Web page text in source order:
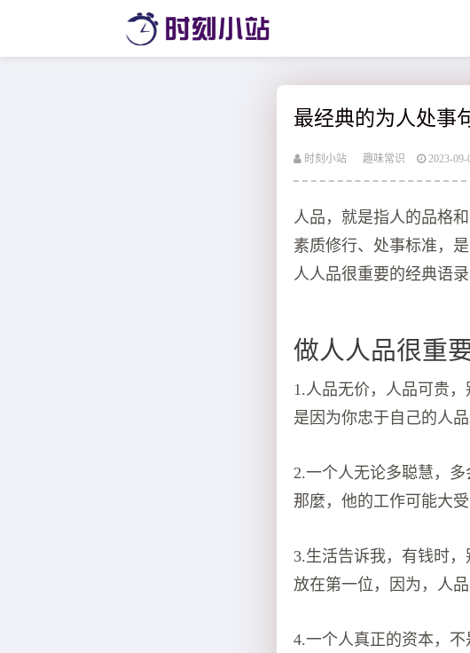
最经典的为人处事
时刻小站 趣味常识 2023-09-
人品，就是指人的品格
素质修行、处事标准，
人人品很重要的经典语录
做人人品很重
1.人品无价，人品可贵
是因为你忠于自己的人品
2.一个人无论多聪慧，
那麼，他的工作可能大受
3.生活告诉我，有钱时
放在第一位，因为，人品
4.一个人真正的资本，